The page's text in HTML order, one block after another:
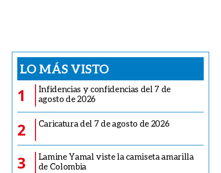
LO MÁS VISTO
1
Infidencias y confidencias del 7 de
agosto de 2026
2 Caricatura del 7 de agosto de 2026
3
Lamine Yamal viste la camiseta amarilla
de Colombia